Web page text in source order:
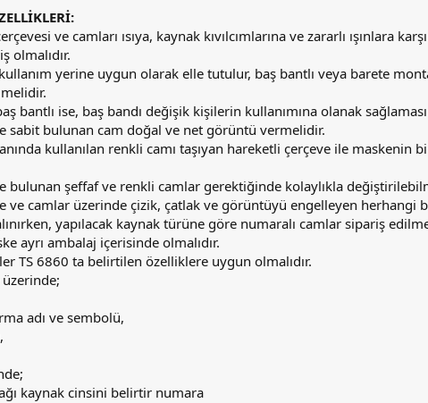
ve camları ısıya, kaynak kıvılcımlarına ve zararlı ışınlara
olmalıdır.
yerine uygun olarak elle tutulur, baş bantlı veya barete
bantlı ise, baş bandı değişik kişilerin kullanımına olanak
sabit bulunan cam doğal ve net görüntü vermelidir.
kullanılan renkli camı taşıyan hareketli çerçeve ile maskenin
bulunan şeffaf ve renkli camlar gerektiğinde kolaylıkla
ve camlar üzerinde çizik, çatlak ve görüntüyü engelleyen herhangi
yapılacak kaynak türüne göre numaralı camlar sipariş
ayrı ambalaj içerisinde olmalıdır.
TS 6860 ta belirtilen özelliklere uygun olmalıdır.
adı ve sembolü,
kaynak cinsini belirtir numara